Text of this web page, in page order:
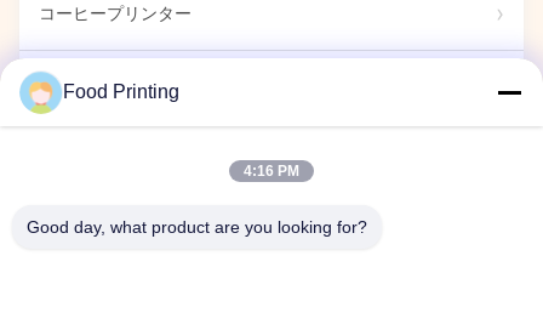
コーヒープリンター
食用 標識
カプセルプリンター
Food Printing
4:16 PM
Good day, what product are you looking for?